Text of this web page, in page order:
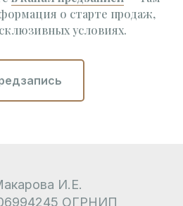
о старте продаж,
условиях.
И.Е.
ОГРНИП